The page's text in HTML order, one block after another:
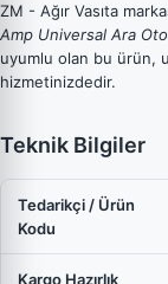
ZM - Ağır Vasıta
Amp Universal Ara
uyumlu olan bu ürün,
hizmetinizdedir.
Teknik Bilgiler
Tedarikçi / Ürün
Kodu
Kargo Hazırlık